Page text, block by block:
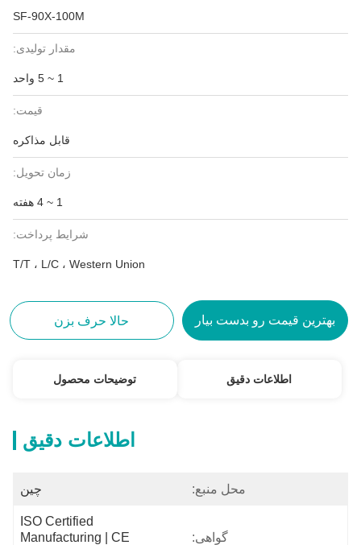
SF-90X-100M
مقدار تولیدی:
1 ~ 5 واحد
قیمت:
قابل مذاکره
زمان تحویل:
1 ~ 4 هفته
شرایط پرداخت:
T/T ، L/C ، Western Union
بهترین قیمت رو بدست بیار حالا حرف بزن
اطلاعات دقیق توضیحات محصول
اطلاعات دقیق
محل منبع: چین
گواهی:
ISO Certified
Manufacturing | CE